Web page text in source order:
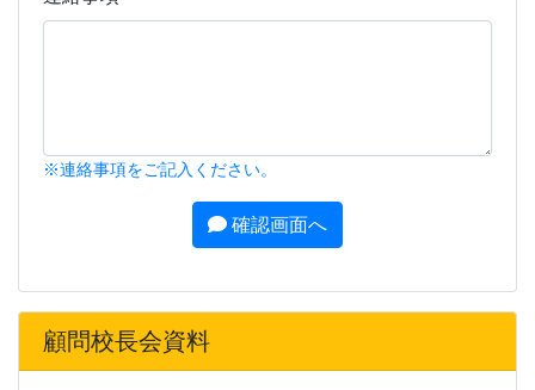
※連絡事項をご記入ください。
確認画面へ
顧問校長会資料